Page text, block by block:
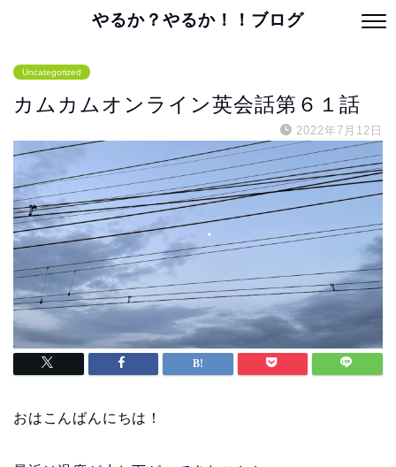
やるか？やるか！！ブログ
Uncategorized
カムカムオンライン英会話第６１話
2022年7月12日
おはこんばんにちは！